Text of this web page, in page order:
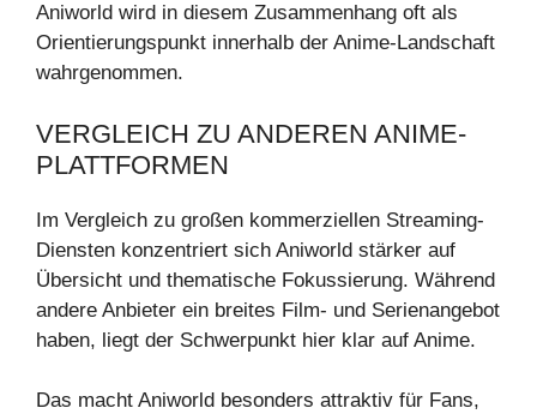
Aniworld wird in diesem Zusammenhang oft als
Orientierungspunkt innerhalb der Anime-Landschaft
wahrgenommen.
VERGLEICH ZU ANDEREN ANIME-
PLATTFORMEN
Im Vergleich zu großen kommerziellen Streaming-
Diensten konzentriert sich Aniworld stärker auf
Übersicht und thematische Fokussierung. Während
andere Anbieter ein breites Film- und Serienangebot
haben, liegt der Schwerpunkt hier klar auf Anime.
Das macht Aniworld besonders attraktiv für Fans,